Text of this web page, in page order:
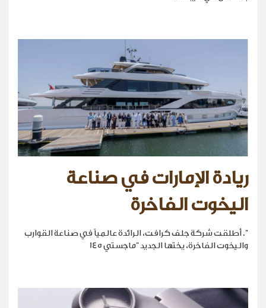
ريادة الإمارات في صناعة
اليخوت الفاخرة
". أطلقت شركة جلف كرافت، الرائدة عالمياً في صناعة القوارب
واليخوت الفاخرة، يختها الجديد "ماجستي 145